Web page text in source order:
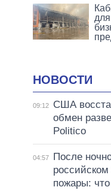
НОВОСТИ
09:12
США
обмен
Politico
04:57
После
пожары: